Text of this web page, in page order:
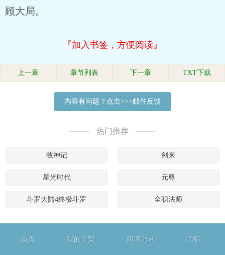
顾大局。
『加入书签，方便阅读』
上一章 章节列表 下一章 TXT下载
内容有问题？点击>>>邮件反馈
热门推荐
牧神记 剑来
星光时代 元尊
斗罗大陆4终极斗罗 全职法师
首页 我的书架 阅读记录 顶部↑